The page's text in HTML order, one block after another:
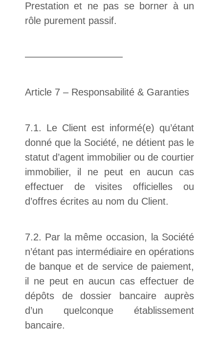
Prestation et ne pas se borner à un
rôle purement passif.
——————————
Article 7 – Responsabilité & Garanties
7.1. Le Client est informé(e) qu’étant
donné que la Société, ne détient pas le
statut d’agent immobilier ou de courtier
immobilier, il ne peut en aucun cas
effectuer de visites officielles ou
d’offres écrites au nom du Client.
7.2. Par la même occasion, la Société
n’étant pas intermédiaire en opérations
de banque et de service de paiement,
il ne peut en aucun cas effectuer de
dépôts de dossier bancaire auprès
d’un quelconque établissement
bancaire.